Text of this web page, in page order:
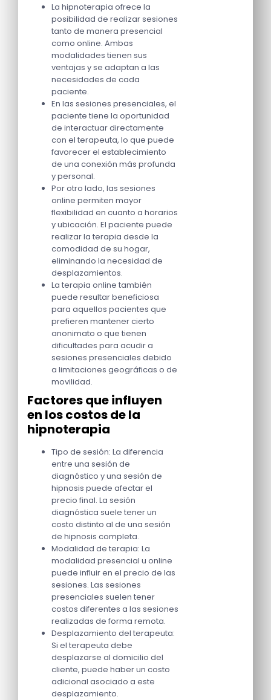
La hipnoterapia ofrece la
posibilidad de realizar sesiones
tanto de manera presencial
como online. Ambas
modalidades tienen sus
ventajas y se adaptan a las
necesidades de cada
paciente.
En las sesiones presenciales, el
paciente tiene la oportunidad
de interactuar directamente
con el terapeuta, lo que puede
favorecer el establecimiento
de una conexión más profunda
y personal.
Por otro lado, las sesiones
online permiten mayor
flexibilidad en cuanto a horarios
y ubicación. El paciente puede
realizar la terapia desde la
comodidad de su hogar,
eliminando la necesidad de
desplazamientos.
La terapia online también
puede resultar beneficiosa
para aquellos pacientes que
prefieren mantener cierto
anonimato o que tienen
dificultades para acudir a
sesiones presenciales debido
a limitaciones geográficas o de
movilidad.
Factores que influyen
en los costos de la
hipnoterapia
Tipo de sesión: La diferencia
entre una sesión de
diagnóstico y una sesión de
hipnosis puede afectar el
precio final. La sesión
diagnóstica suele tener un
costo distinto al de una sesión
de hipnosis completa.
Modalidad de terapia: La
modalidad presencial u online
puede influir en el precio de las
sesiones. Las sesiones
presenciales suelen tener
costos diferentes a las sesiones
realizadas de forma remota.
Desplazamiento del terapeuta:
Si el terapeuta debe
desplazarse al domicilio del
cliente, puede haber un costo
adicional asociado a este
desplazamiento.